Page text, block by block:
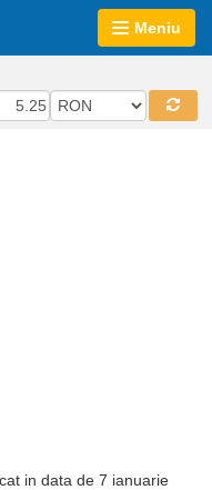
Meniu
in data de 7 ianuarie